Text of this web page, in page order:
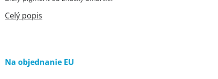
Na objednanie EU